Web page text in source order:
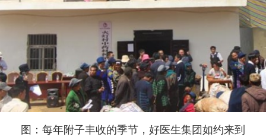
图：每年附子丰收的季节，好医生集团如约来到